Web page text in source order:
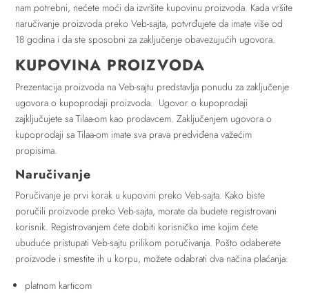
nam potrebni, nećete moći da izvršite kupovinu proizvoda. Kada vršite
naručivanje proizvoda preko Veb-sajta, potvrđujete da imate više od
18 godina i da ste sposobni za zaključenje obavezujućih ugovora.
KUPOVINA PROIZVODA
Prezentacija proizvoda na Veb-sajtu predstavlja ponudu za zaključenje
ugovora o kupoprodaji proizvoda. Ugovor o kupoprodaji
zajključujete sa Tilaa-om kao prodavcem. Zaključenjem ugovora o
kupoprodaji sa Tilaa-om imate sva prava predviđena važećim
propisima.
Naručivanje
Poručivanje je prvi korak u kupovini preko Veb-sajta. Kako biste
poručili proizvode preko Veb-sajta, morate da budete registrovani
korisnik. Registrovanjem ćete dobiti korisničko ime kojim ćete
ubuduće pristupati Veb-sajtu prilikom poručivanja. Pošto odaberete
proizvode i smestite ih u korpu, možete odabrati dva načina plaćanja:
platnom karticom